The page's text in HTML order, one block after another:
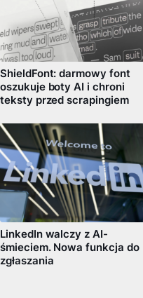
ShieldFont: darmowy font
oszukuje boty AI i chroni
teksty przed scrapingiem
LinkedIn walczy z AI-
śmieciem. Nowa funkcja do
zgłaszania